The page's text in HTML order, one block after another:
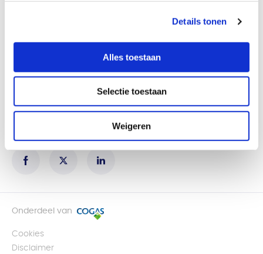
Details tonen
Alles toestaan
Selectie toestaan
Weigeren
Waar zijn we aan het werk
Tarieven
0546 - 836 666
Werkdagen 08.00 - 17.00 uur
Onderdeel van
Cookies
Disclaimer